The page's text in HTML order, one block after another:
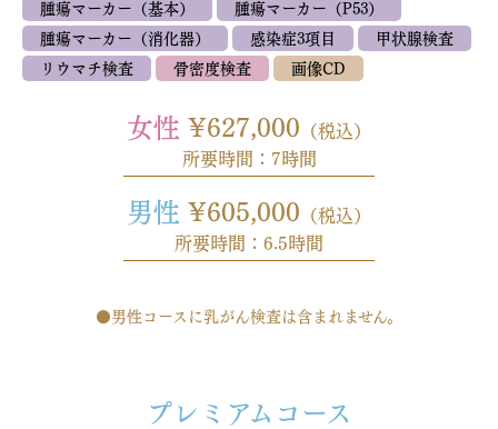
腫瘍マーカー（基本）
腫瘍マーカー（P53）
腫瘍マーカー（消化器）
感染症3項目
甲状腺検査
リウマチ検査
骨密度検査 画像CD
女性 ¥627,000 （税込）
所要時間：7時間
男性 ¥605,000 （税込）
所要時間：6.5時間
●男性コースに乳がん検査は含まれません。
プレミアムコース